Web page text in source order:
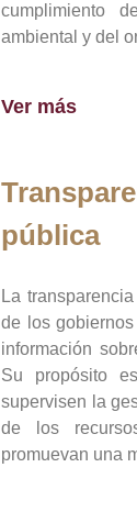
cumplimiento
ambiental y del
Ver más
pública
La
de los
información
Su propósito
supervisen la
de los
promuevan una